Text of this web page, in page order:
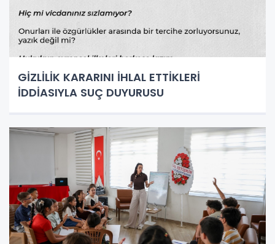
GİZLİLİK KARARINI İHLAL ETTİKLERİ
İDDİASIYLA SUÇ DUYURUSU